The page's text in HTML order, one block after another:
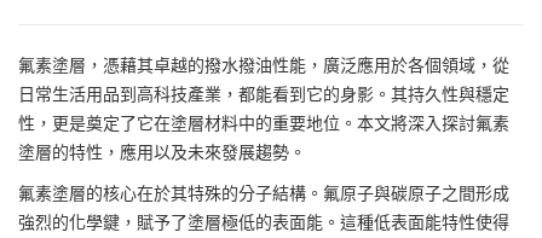
氟素塗層 ，憑藉其卓越的撥水撥油性能，廣泛應用於各個領域，從
日常生活用品到高科技產業，都能看到它的身影。其持久性與穩定
性，更是奠定了它在塗層材料中的重要地位。本文將深入探討氟素
塗層的特性，應用以及未來發展趨勢。
氟素塗層的核心在於其特殊的分子結構。氟原子與碳原子之間形成
強烈的化學鍵，賦予了塗層極低的表面能。這種低表面能特性使得